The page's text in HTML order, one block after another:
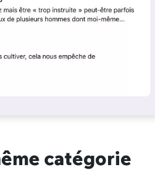
catégorie